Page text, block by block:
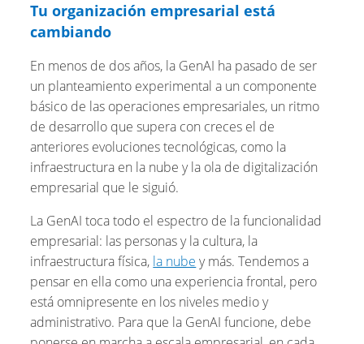
Tu organización empresarial está
cambiando
En menos de dos años, la GenAI ha pasado de ser
un planteamiento experimental a un componente
básico de las operaciones empresariales, un ritmo
de desarrollo que supera con creces el de
anteriores evoluciones tecnológicas, como la
infraestructura en la nube y la ola de digitalización
empresarial que le siguió.
La GenAI toca todo el espectro de la funcionalidad
empresarial: las personas y la cultura, la
infraestructura física, la nube y más. Tendemos a
pensar en ella como una experiencia frontal, pero
está omnipresente en los niveles medio y
administrativo. Para que la GenAI funcione, debe